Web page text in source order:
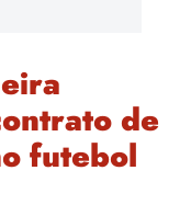
de
futebol